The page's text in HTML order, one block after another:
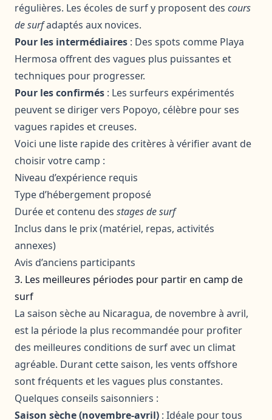
régulières. Les écoles de surf y proposent des cours
de surfadaptés aux novices.
Pour les intermédiaires : Des spots comme Playa
Hermosa offrent des vagues plus puissantes et
techniques pour progresser.
Pour les confirmés : Les surfeurs expérimentés
peuvent se diriger vers Popoyo, célèbre pour ses
vagues rapides et creuses.
Voici une liste rapide des critères à vérifier avant de
choisir votre camp :
Niveau d’expérience requis
Type d’hébergement proposé
Durée et contenu des stages de surf
Inclus dans le prix (matériel, repas, activités
annexes)
Avis d’anciens participants
3. Les meilleures périodes pour partir en camp de
surf
La saison sèche au Nicaragua, de novembre à avril,
est la période la plus recommandée pour profiter
des meilleures conditions de surf avec un climat
agréable. Durant cette saison, les vents offshore
sont fréquents et les vagues plus constantes.
Quelques conseils saisonniers :
Saison sèche (novembre-avril) : Idéale pour tous